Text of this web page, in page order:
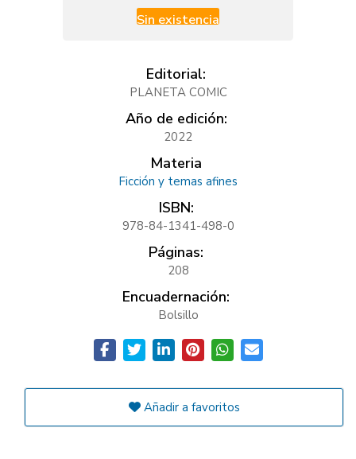
Sin existencia
Editorial:
PLANETA COMIC
Año de edición:
2022
Materia
Ficción y temas afines
ISBN:
978-84-1341-498-0
Páginas:
208
Encuadernación:
Bolsillo
Añadir a favoritos